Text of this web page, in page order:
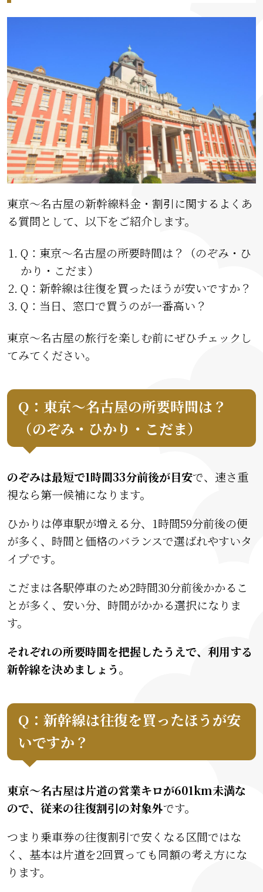
東京〜名古屋の新幹線料金・割引に関するよくあ
る質問として、以下をご紹介します。
Q：東京〜名古屋の所要時間は？（のぞみ・ひ
かり・こだま）
Q：新幹線は往復を買ったほうが安いですか？
Q：当日、窓口で買うのが一番高い？
東京〜名古屋の旅行を楽しむ前にぜひチェックし
てみてください。
Q：東京〜名古屋の所要時間は？
（のぞみ・ひかり・こだま）
のぞみは最短で1時間33分前後が目安で、速さ重
視なら第一候補になります。
ひかりは停車駅が増える分、1時間59分前後の便
が多く、時間と価格のバランスで選ばれやすいタ
イプです。
こだまは各駅停車のため2時間30分前後かかるこ
とが多く、安い分、時間がかかる選択になりま
す。
それぞれの所要時間を把握したうえで、利用する
新幹線を決めましょう。
Q：新幹線は往復を買ったほうが安
いですか？
東京〜名古屋は片道の営業キロが601km未満な
ので、従来の往復割引の対象外です。
つまり乗車券の往復割引で安くなる区間ではな
く、基本は片道を2回買っても同額の考え方にな
ります。